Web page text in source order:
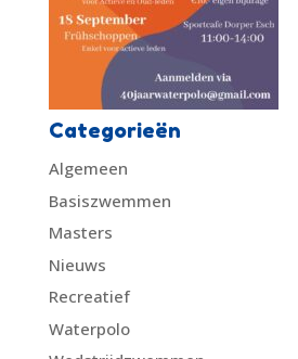
Categorieën
Algemeen
Basiszwemmen
Masters
Nieuws
Recreatief
Waterpolo